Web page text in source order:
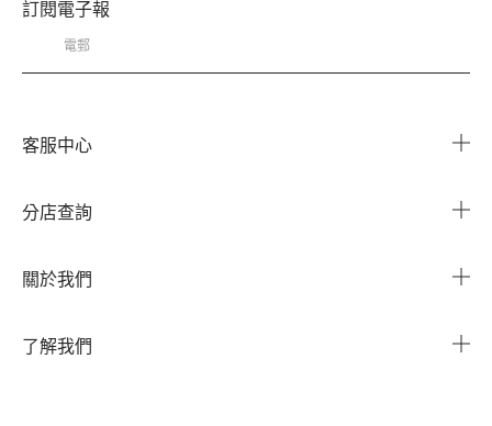
訂閱電子報
客服中心
我的帳戶
我的訂單
分店查詢
關於我們
了解我們